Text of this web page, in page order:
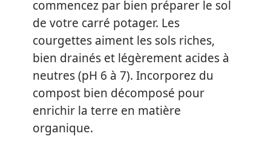
commencez par bien préparer le sol
de votre carré potager. Les
courgettes aiment les sols riches,
bien drainés et légèrement acides à
neutres (pH 6 à 7). Incorporez du
compost bien décomposé pour
enrichir la terre en matière
organique.